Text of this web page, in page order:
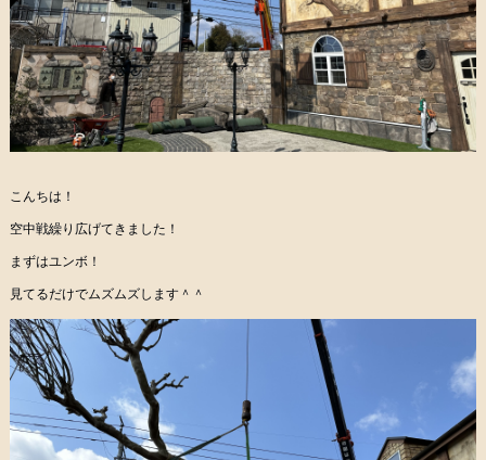
こんちは！
空中戦繰り広げてきました！
まずはユンボ！
見てるだけでムズムズします＾＾